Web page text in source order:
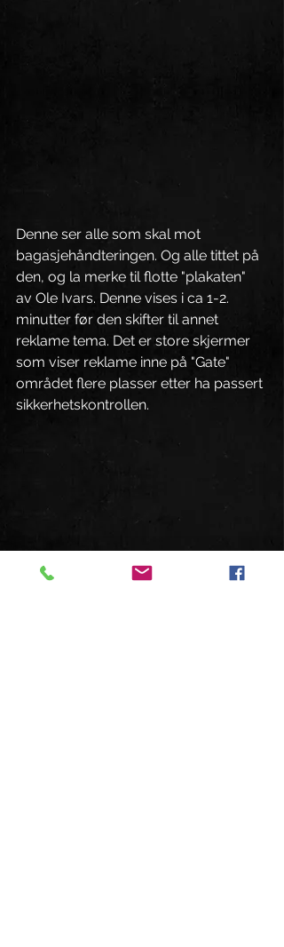
Denne ser alle som skal mot
bagasjehåndteringen. Og alle tittet på
den, og la merke til flotte "plakaten"
av Ole Ivars. Denne vises i ca 1-2.
minutter før den skifter til annet
reklame tema. Det er store skjermer
som viser reklame inne på "Gate"
området flere plasser etter ha passert
sikkerhetskontrollen.